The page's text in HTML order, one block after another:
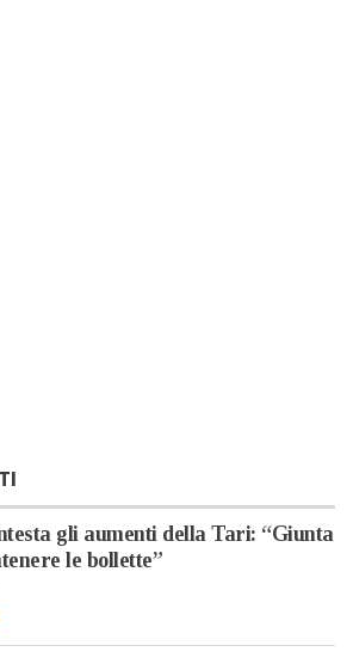
gli aumenti della Tari: “Giunta
le bollette”